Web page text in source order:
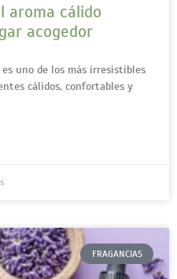
aroma cálido
acogedor
uno de los más irresistibles
cálidos, confortables y
FRAGANCIAS